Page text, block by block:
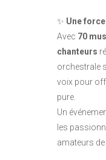
✨ Une
Avec 70
chanteurs
orchestrale
voix pour
pure.
Un
les
amateurs